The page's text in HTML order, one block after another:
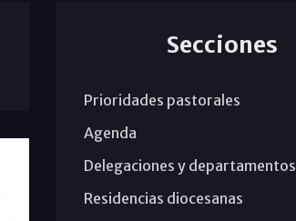
Secciones
Prioridades pastorales
Agenda
Delegaciones y departamentos
Residencias diocesanas